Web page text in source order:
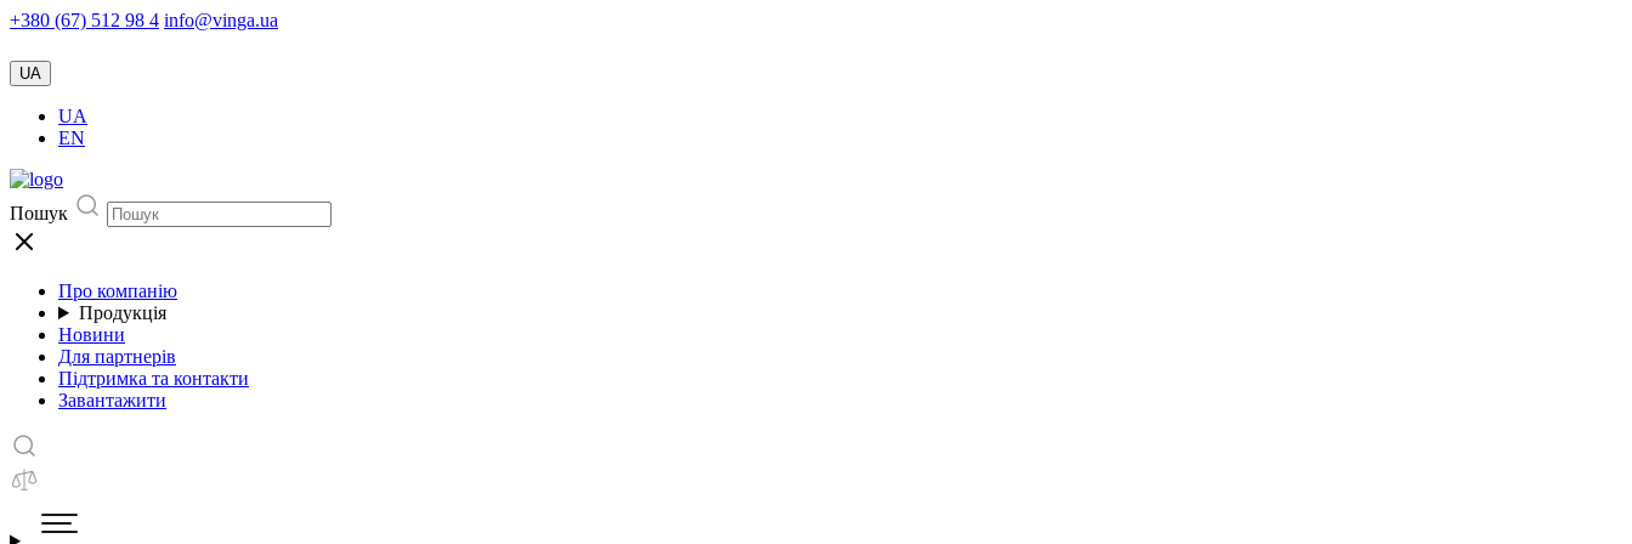
+380 (67) 512 98 4 info@vinga.ua
UA
UA
EN
Пошук
Про компанію
Продукція
Новини
Для партнерів
Підтримка та контакти
Завантажити